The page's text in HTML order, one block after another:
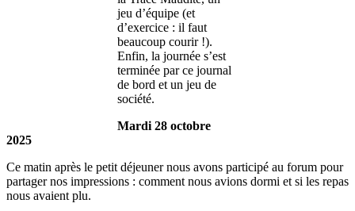
jeu d’équipe (et
d’exercice : il faut
beaucoup courir !).
Enfin, la journée s’est
terminée par ce journal
de bord et un jeu de
société.
Mardi 28 octobre
2025
Ce matin après le petit déjeuner nous avons participé au forum pour
partager nos impressions : comment nous avions dormi et si les repas
nous avaient plu.